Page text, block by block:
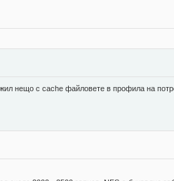
нещо с cache файловете в профила на